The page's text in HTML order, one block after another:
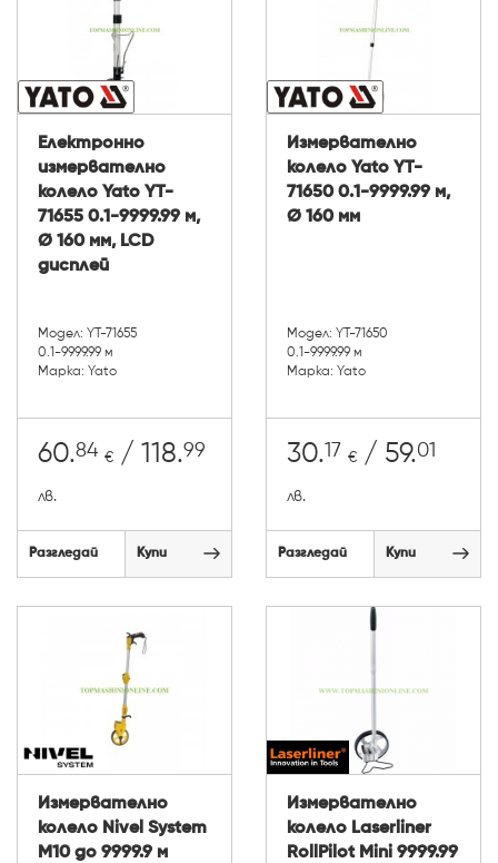
Електронно
измервателно
колело Yato YT-
71655 0.1-9999.99 м,
Ø 160 мм, LCD
дисплей
Модел: YT-71655
0.1-9999.99 м
Марка: Yato
60.84 € / 118.99
лв.
Разгледай Купи
Измервателно
колело Yato YT-
71650 0.1-9999.99 м,
Ø 160 мм
Модел: YT-71650
0.1-9999.99 м
Марка: Yato
30.17 € / 59.01
лв.
Разгледай Купи
Измервателно
колело Nivel System
M10 до 9999.9 м
Измервателно
колело Laserliner
RollPilot Mini 9999.99